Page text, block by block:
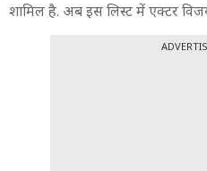
शामिल है. अब इस लिस्ट में एक्टर